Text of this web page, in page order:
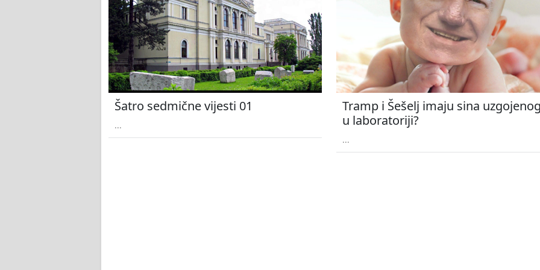
Šatro sedmične vijesti 01
...
Tramp i Šešelj imaju sina
u laboratoriji?
...